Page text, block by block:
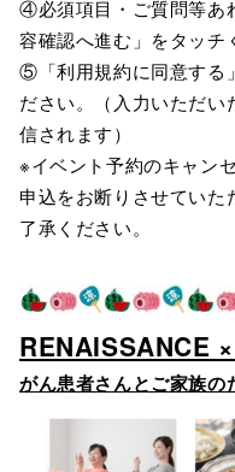
④必須項目・ご質問等あ
容確認へ進む」をタッチ
⑤「利用規約に同意する
ださい。（入力いただ
信されます）
※イベント予約のキャン
申込をお断りさせてい
了承ください。
RENAISSANCE
がん患者さんとご家族の